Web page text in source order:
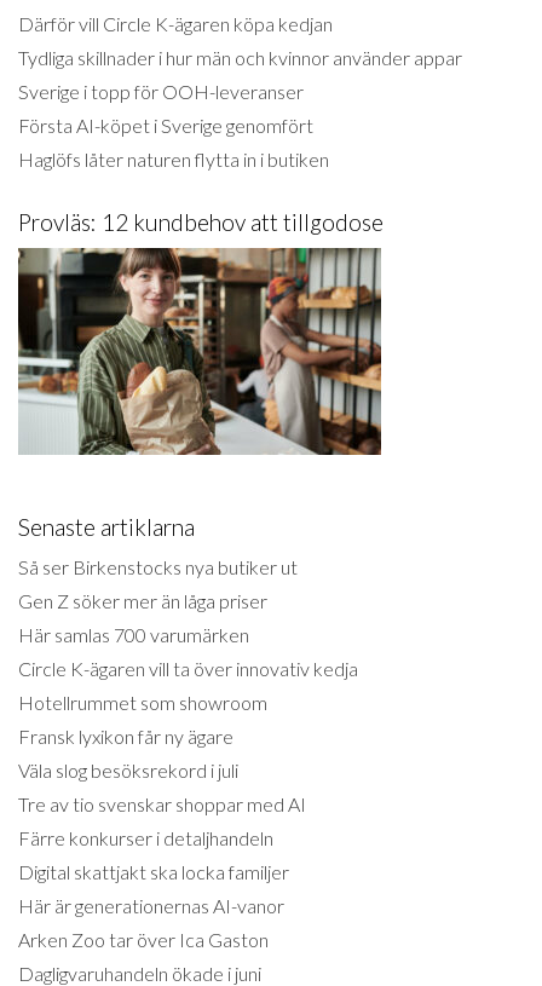
Därför vill Circle K-ägaren köpa kedjan
Tydliga skillnader i hur män och kvinnor använder appar
Sverige i topp för OOH-leveranser
Första AI-köpet i Sverige genomfört
Haglöfs låter naturen flytta in i butiken
Provläs: 12 kundbehov att tillgodose
Senaste artiklarna
Så ser Birkenstocks nya butiker ut
Gen Z söker mer än låga priser
Här samlas 700 varumärken
Circle K-ägaren vill ta över innovativ kedja
Hotellrummet som showroom
Fransk lyxikon får ny ägare
Väla slog besöksrekord i juli
Tre av tio svenskar shoppar med AI
Färre konkurser i detaljhandeln
Digital skattjakt ska locka familjer
Här är generationernas AI-vanor
Arken Zoo tar över Ica Gaston
Dagligvaruhandeln ökade i juni